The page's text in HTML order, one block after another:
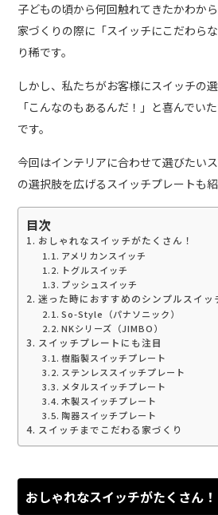
子どもの頃から何回触れてきたかわか
家づくりの際に「スイッチにこだわら
り稀です。
しかし、私たちがお客様にスイッチの
「こんなのもあるんだ！」と喜んでい
です。
今回はインテリアに合わせて選びたい
の選択肢を広げるスイッチプレートも紹
目次
おしゃれなスイッチがたくさん！
アメリカンスイッチ
トグルスイッチ
プッシュスイッチ
迷った時におすすめのシンプルスイッ
So-Style（パナソニック）
NKシリーズ（JIMBO）
スイッチプレートにも注目
樹脂製スイッチプレート
ステンレススイッチプレート
メタルスイッチプレート
木製スイッチプレート
陶器スイッチプレート
スイッチまでこだわる家づくり
おしゃれなスイッチがたくさん！